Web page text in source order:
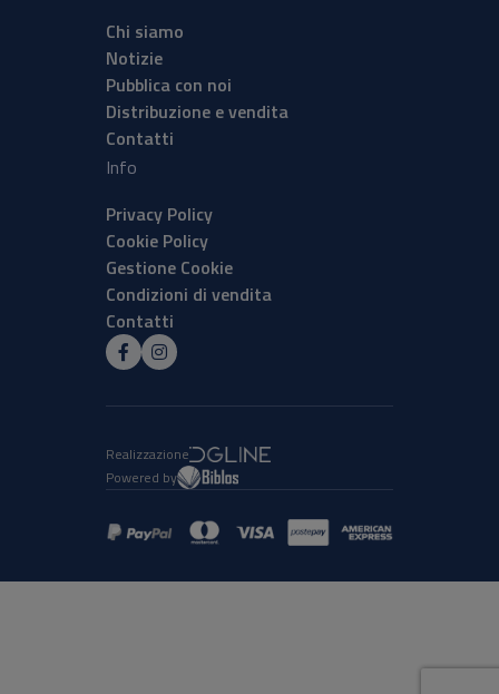
Chi siamo
Notizie
Pubblica con noi
Distribuzione e vendita
Contatti
Info
Privacy Policy
Cookie Policy
Gestione Cookie
Condizioni di vendita
Contatti
Realizzazione
Powered by